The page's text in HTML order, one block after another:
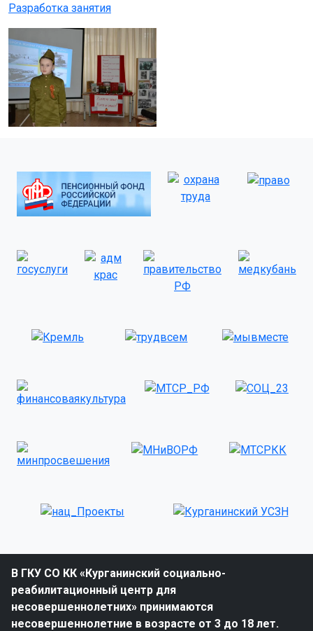
Разработка занятия
В ГКУ СО КК «Курганинский социально-
реабилитационный центр для
несовершеннолетних» принимаются
несовершеннолетние в возрасте от 3 до 18 лет.